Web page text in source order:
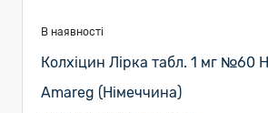
В наявності
Колхіцин Лірка табл. 1 мг №60
Amareg (Німеччина)